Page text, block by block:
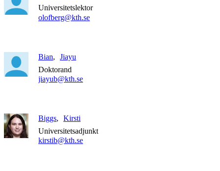
Universitetslektor
olofberg@kth.se
Bian
Jiayu
Doktorand
jiayub@kth.se
Biggs
Kirsti
Universitetsadjunkt
kirstib@kth.se